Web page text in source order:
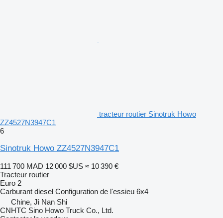
tracteur routier Sinotruk Howo
ZZ4527N3947C1
6
Sinotruk Howo ZZ4527N3947C1
111 700 MAD 12 000 $US ≈ 10 390 €
Tracteur routier
Euro 2
Carburant diesel Configuration de l'essieu 6x4
Chine, Ji Nan Shi
CNHTC Sino Howo Truck Co., Ltd.